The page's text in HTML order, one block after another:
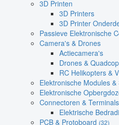
3D Printen
3D Printers
3D Printer
Passieve Elektronische
Camera's & Drones
Actiecamera's
Drones &
RC Helikopters &
Elektronische Modules &
Elektronische
Connectoren & Terminals
Elektrische
PCB & Protoboard (32)